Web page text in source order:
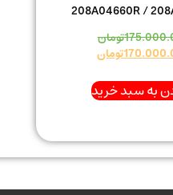
208A04660R /
تومان
تومان
به سبد خرید